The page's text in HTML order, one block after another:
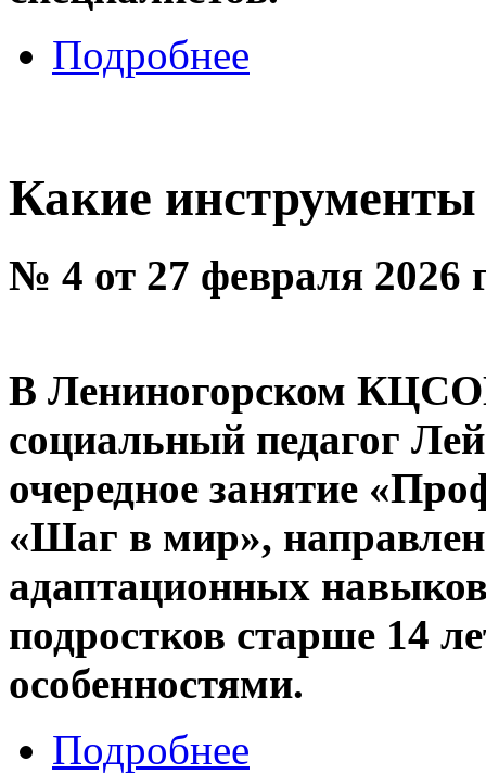
Подробнее
Какие
№ 4 от 27 февраля 2026
В Лениногорском
социальный педагог
очередное занятие
«Шаг в мир»,
адаптационных
подростков старше 14
особенностями.
Подробнее